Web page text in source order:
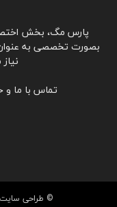
پارس مگ، بخش
بصورت تخصصی به
تماس با ما و
© طراحی